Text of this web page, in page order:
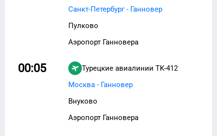
Санкт-Петербург - Ганновер
Пулково
Аэропорт Ганновера
00:05 Турецкие авиалинии TK-412
Москва - Ганновер
Внуково
Аэропорт Ганновера